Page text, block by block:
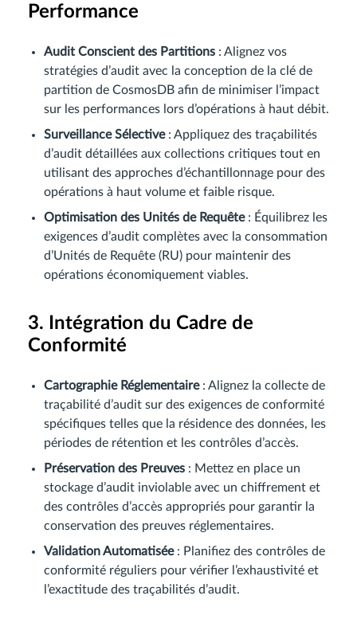
Performance
Audit Conscient des Partitions : Alignez vos
stratégies d’audit avec la conception de la clé de
partition de CosmosDB afin de minimiser l’impact
sur les performances lors d’opérations à haut débit.
Surveillance Sélective: Appliquez des traçabilités
d’audit détaillées aux collections critiques tout en
utilisant des approches d’échantillonnage pour des
opérations à haut volume et faible risque.
Optimisation des Unités de Requête: Équilibrez les
exigences d’audit complètes avec la consommation
d’Unités de Requête (RU) pour maintenir des
opérations économiquement viables.
3. Intégration du Cadre de
Conformité
Cartographie Réglementaire: Alignez la collecte de
traçabilité d’audit sur des exigences de conformité
spécifiques telles que la résidence des données, les
périodes de rétention et les contrôles d’accès.
Préservation des Preuves : Mettez en place un
stockage d’audit inviolable avec un chiffrement et
des contrôles d’accès appropriés pour garantir la
conservation des preuves réglementaires.
Validation Automatisée: Planifiez des contrôles de
conformité réguliers pour vérifier l’exhaustivité et
l’exactitude des traçabilités d’audit.